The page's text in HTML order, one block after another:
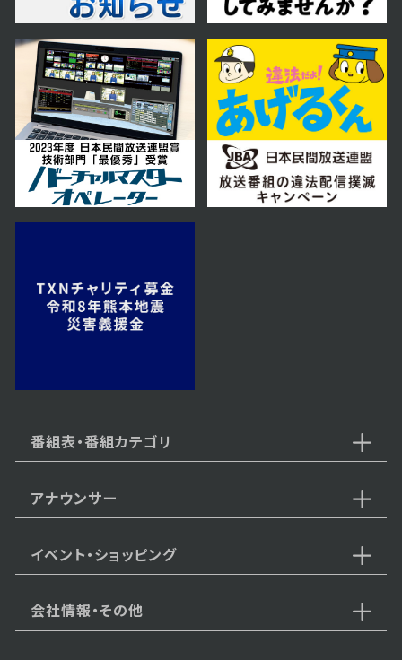
2024年04月08日 放送
第12話 「告発の代償」
2024年04月05日 放送
第11話 「明かされた素性」
第10話 「深まる謎」
2024年04月01日 放送
番組表・番組カテゴリ
アナウンサー
イベント・ショッピング
会社情報・その他